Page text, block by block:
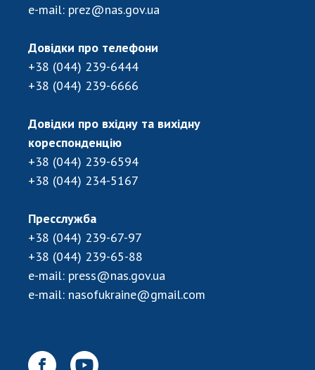
e-mail: prez@nas.gov.ua
Довідки про телефони
+38 (044) 239-6444
+38 (044) 239-6666
Довідки про вхідну та вихідну
кореспонденцію
+38 (044) 239-6594
+38 (044) 234-5167
Пресслужба
+38 (044) 239-67-97
+38 (044) 239-65-88
e-mail: press@nas.gov.ua
e-mail: nasofukraine@gmail.com